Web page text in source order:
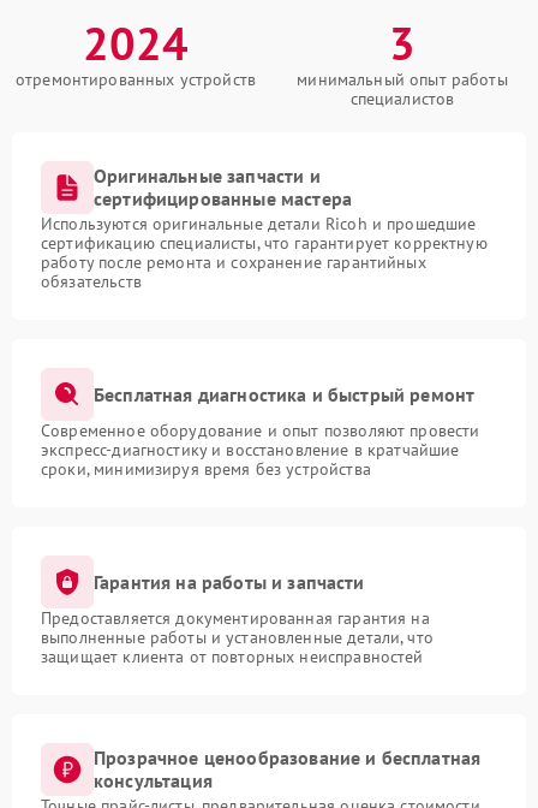
2024
отремонтированных устройств
3
минимальный опыт работы
специалистов
Оригинальные запчасти и
сертифицированные мастера
Используются оригинальные детали Ricoh и прошедшие
сертификацию специалисты, что гарантирует корректную
работу после ремонта и сохранение гарантийных
обязательств
Бесплатная диагностика и быстрый ремонт
Современное оборудование и опыт позволяют провести
экспресс-диагностику и восстановление в кратчайшие
сроки, минимизируя время без устройства
Гарантия на работы и запчасти
Предоставляется документированная гарантия на
выполненные работы и установленные детали, что
защищает клиента от повторных неисправностей
Прозрачное ценообразование и бесплатная
консультация